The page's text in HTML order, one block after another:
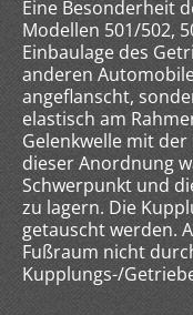
Eine Besonderheit
Modellen 501/502,
Einbaulage des
anderen
angeflanscht,
elastisch am
Gelenkwelle mit
dieser Anordnung
Schwerpunkt und
zu lagern. Die
getauscht werden.
Fußraum nicht
Kupplungs-/